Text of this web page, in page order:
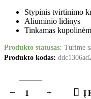
Stypinis tvirtinimo
Aliuminio lidinys
Tinkamas
Produkto statusas: Turime
Produkto kodas:
Į